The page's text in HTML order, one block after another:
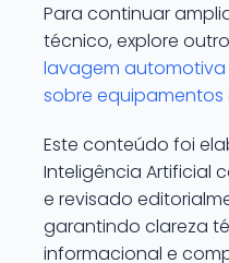
Para continuar
técnico, explore
lavagem automotiva
sobre equipamentos
Este conteúdo foi
Inteligência Artificial
e revisado
garantindo clareza
informacional e